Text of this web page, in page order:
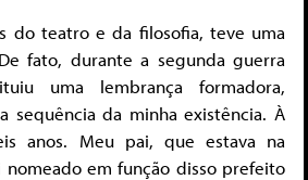
do teatro e da filosofia, teve uma
fato, durante a segunda guerra
uma lembrança formadora,
sequência da minha existência. À
anos. Meu pai, que estava na
nomeado em função disso prefeito